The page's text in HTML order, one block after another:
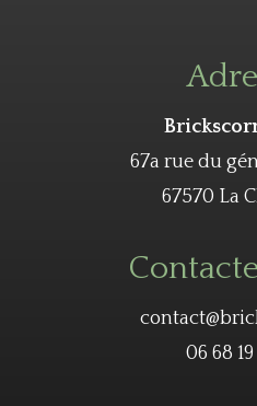
67a rue du
67570 La
06 68